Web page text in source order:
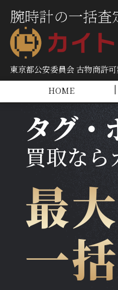
腕時計の一括査
東京都公安委員会 古物商許
HOME
１社の査定
タグ・
買取な
最
一